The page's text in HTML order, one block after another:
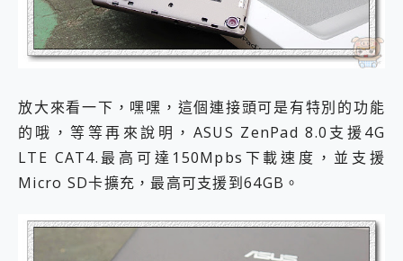
放大來看一下，嘿嘿，這個連接頭可是有特別的功能
的哦，等等再來說明，ASUS ZenPad 8.0支援4G
LTE CAT4.最高可達150Mpbs下載速度，並支援
Micro SD卡擴充，最高可支援到64GB。